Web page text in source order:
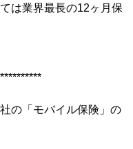
は業界最長の12ヶ月保
の「モバイル保険」の